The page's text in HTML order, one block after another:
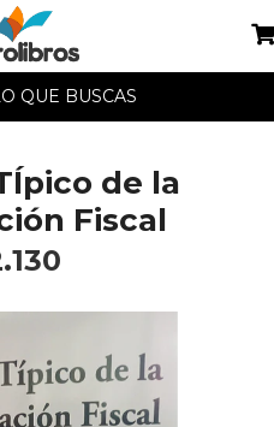
QUE BUSCAS
de la
Fiscal